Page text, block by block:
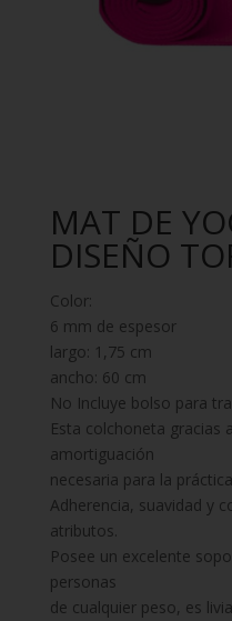
MAT DE
DISEÑO
Color:
6 mm de espesor
largo: 1,75 cm
ancho: 60 cm
No Incluye bolso para
Esta colchoneta gracias
amortiguación
necesaria para la
Adherencia, suavidad y
atributos.
Posee un excelente
personas
de cualquier peso, es